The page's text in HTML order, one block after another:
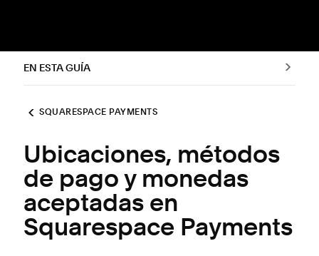
EN ESTA GUÍA
SQUARESPACE PAYMENTS
Ubicaciones, métodos
de pago y monedas
aceptadas en
Squarespace Payments